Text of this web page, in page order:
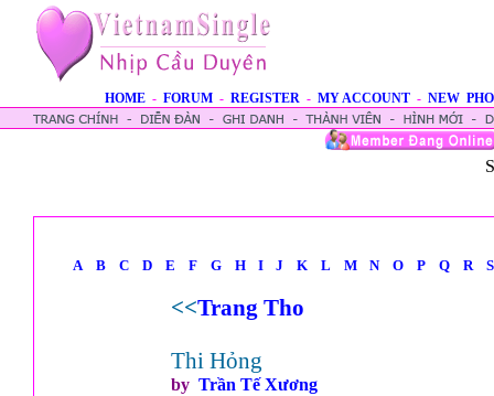
HOME - FORUM - REGISTER - MY ACCOUNT - NEW
A B C D E F G H I J K L M N O P Q R S
<<Trang Tho
Thi Hỏng
by Trần Tế Xương